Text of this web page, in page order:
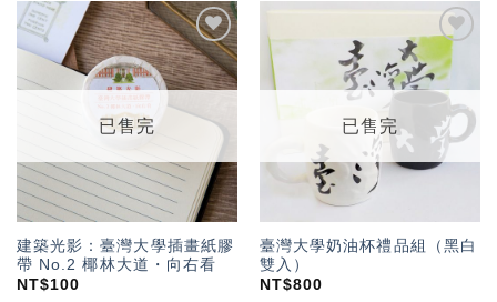
加入
「願
望輕
已售完
建築光影：臺灣大學插畫紙膠
帶 No.2 椰林大道・向右看
NT$100
加入
「願
望輕
單」
已售完
臺灣大學奶油杯禮品組（黑白
雙入）
NT$800